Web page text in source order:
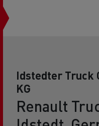
Idstedter Truck
KG
Renault